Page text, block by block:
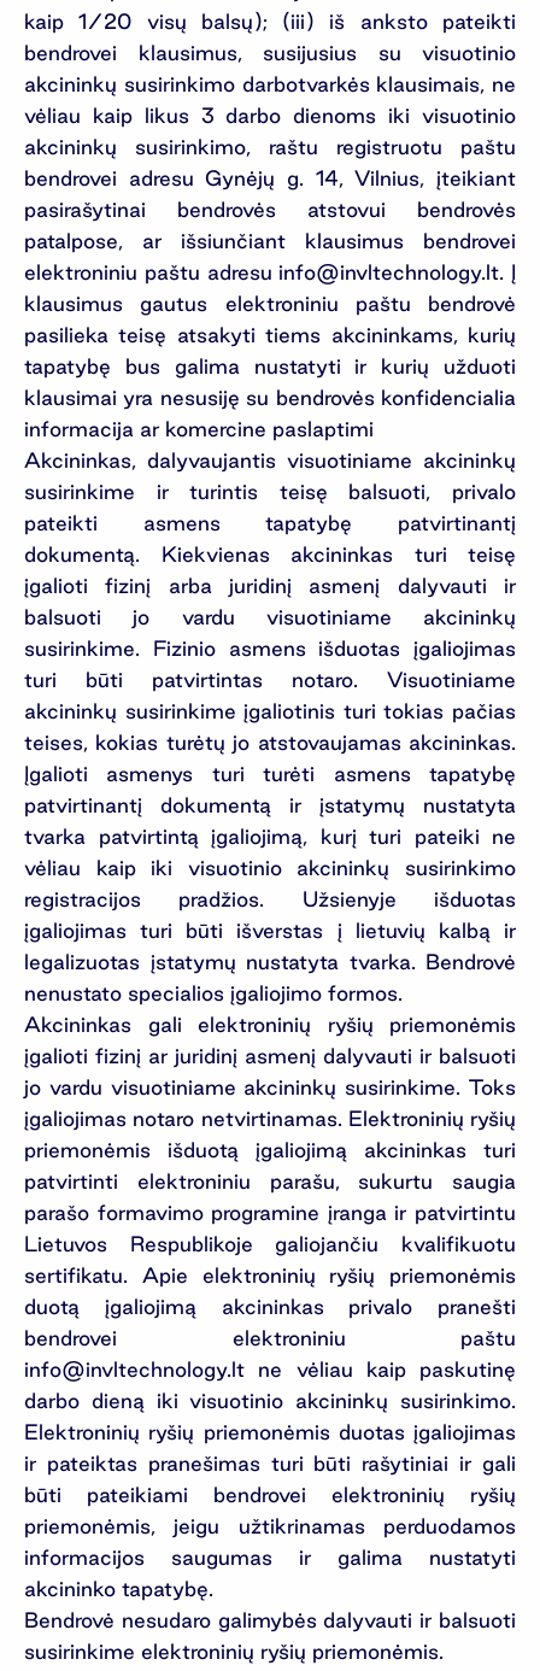
kaip 1/20 visų balsų); (iii) iš anksto pateikti
bendrovei klausimus, susijusius su visuotinio
akcininkų susirinkimo darbotvarkės klausimais, ne
vėliau kaip likus 3 darbo dienoms iki visuotinio
akcininkų susirinkimo, raštu registruotu paštu
bendrovei adresu Gynėjų g. 14, Vilnius, įteikiant
pasirašytinai bendrovės atstovui bendrovės
patalpose, ar išsiunčiant klausimus bendrovei
elektroniniu paštu adresu info@invltechnology.lt. Į
klausimus gautus elektroniniu paštu bendrovė
pasilieka teisę atsakyti tiems akcininkams, kurių
tapatybę bus galima nustatyti ir kurių užduoti
klausimai yra nesusiję su bendrovės konfidencialia
informacija ar komercine paslaptimi
Akcininkas, dalyvaujantis visuotiniame akcininkų
susirinkime ir turintis teisę balsuoti, privalo
pateikti asmens tapatybę patvirtinantį
dokumentą. Kiekvienas akcininkas turi teisę
įgalioti fizinį arba juridinį asmenį dalyvauti ir
balsuoti jo vardu visuotiniame akcininkų
susirinkime. Fizinio asmens išduotas įgaliojimas
turi būti patvirtintas notaro. Visuotiniame
akcininkų susirinkime įgaliotinis turi tokias pačias
teises, kokias turėtų jo atstovaujamas akcininkas.
Įgalioti asmenys turi turėti asmens tapatybę
patvirtinantį dokumentą ir įstatymų nustatyta
tvarka patvirtintą įgaliojimą, kurį turi pateiki ne
vėliau kaip iki visuotinio akcininkų susirinkimo
registracijos pradžios. Užsienyje išduotas
įgaliojimas turi būti išverstas į lietuvių kalbą ir
legalizuotas įstatymų nustatyta tvarka. Bendrovė
nenustato specialios įgaliojimo formos.
Akcininkas gali elektroninių ryšių priemonėmis
įgalioti fizinį ar juridinį asmenį dalyvauti ir balsuoti
jo vardu visuotiniame akcininkų susirinkime. Toks
įgaliojimas notaro netvirtinamas. Elektroninių ryšių
priemonėmis išduotą įgaliojimą akcininkas turi
patvirtinti elektroniniu parašu, sukurtu saugia
parašo formavimo programine įranga ir patvirtintu
Lietuvos Respublikoje galiojančiu kvalifikuotu
sertifikatu. Apie elektroninių ryšių priemonėmis
duotą įgaliojimą akcininkas privalo pranešti
bendrovei elektroniniu paštu
info@invltechnology.lt ne vėliau kaip paskutinę
darbo dieną iki visuotinio akcininkų susirinkimo.
Elektroninių ryšių priemonėmis duotas įgaliojimas
ir pateiktas pranešimas turi būti rašytiniai ir gali
būti pateikiami bendrovei elektroninių ryšių
priemonėmis, jeigu užtikrinamas perduodamos
informacijos saugumas ir galima nustatyti
akcininko tapatybę.
Bendrovė nesudaro galimybės dalyvauti ir balsuoti
susirinkime elektroninių ryšių priemonėmis.